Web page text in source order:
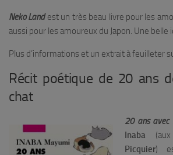
Neko Landest un très beau livre pour les
aussi pour les amoureux du Japon. Une belle
Plus d’informations et un extrait à feuilleter
Récit poétique de 20 ans
chat
20 ans avec
Inaba
Picquier)